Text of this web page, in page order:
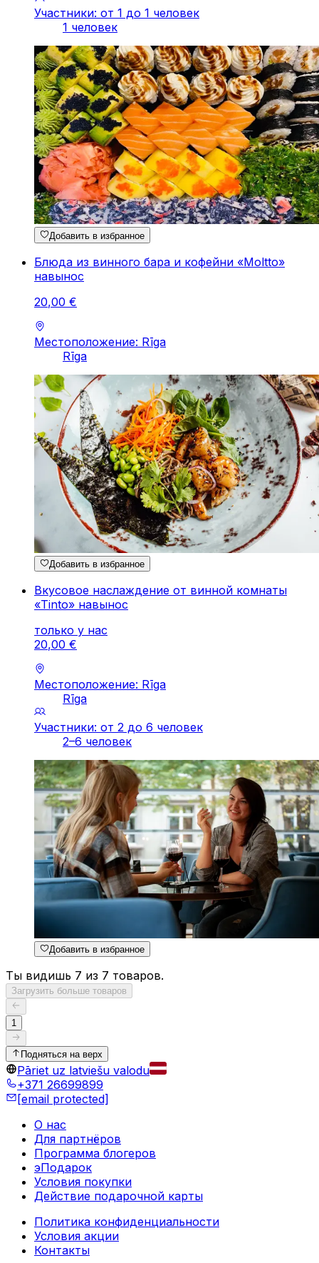
Участники: от 1 до 1 человек
1 человек
Добавить в избранное
Блюда из винного бара и кофейни «Moltto»
навынос
20,00 €
Местоположение: Rīga
Rīga
Добавить в избранное
Вкусовое наслаждение от винной комнаты
«Tinto» навынос
только у нас
20,00 €
Местоположение: Rīga
Rīga
Участники: от 2 до 6 человек
2–6 человек
Добавить в избранное
Ты видишь 7 из 7 товаров.
Загрузить больше товаров
1
Подняться на верх
Pāriet uz latviešu valodu
+371 26699899
[email protected]
О нас
Для партнёров
Программа блогеров
эПодарок
Условия покупки
Действие подарочной карты
Политика конфиденциальности
Условия акции
Контакты